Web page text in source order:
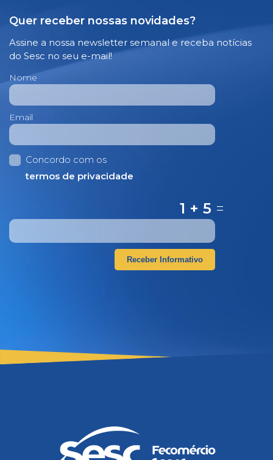
Quer receber nossas novidades?
Assine a nossa newsletter semanal e receba notícias
do Sesc no seu e-mail!
Nome
Email
Concordo com os
termos de privacidade
1 + 5 =
Receber Informativo